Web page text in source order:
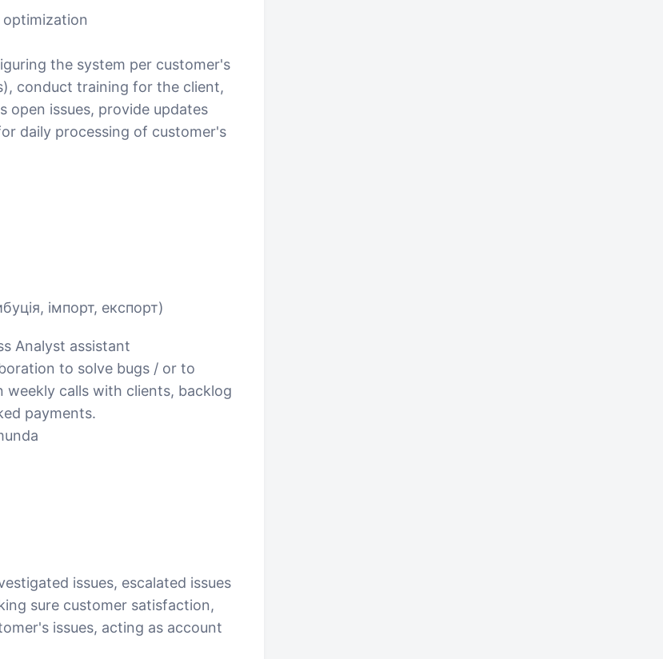
the system per customer's
conduct training for the client,
open issues, provide updates
daily processing of customer's
імпорт, експорт)
Analyst assistant
to solve bugs / or to
calls with clients, backlog
payments.
issues, escalated issues
sure customer satisfaction,
issues, acting as account